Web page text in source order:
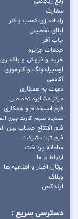
سفارت
راه اندازی کسب و کار
اپلای تحصیلی
جاب آفر
خدمات جزیره
خرید و فروش و
اوسبیلدونگ و کاراموزی
آکادمی
دعوت به همکاری
مرکز مشاوره تخصصی
فرم استخدام و همکاری
تمدید سیم کارت بین
فرم افتتاح حساب بین
فرم ثبت شرکت
سامانه پرداخت
ارتباط با ما
پرتال اخبار و اطلاعیه ها
وبلاگ
ایندکس
دسترسی سریع :